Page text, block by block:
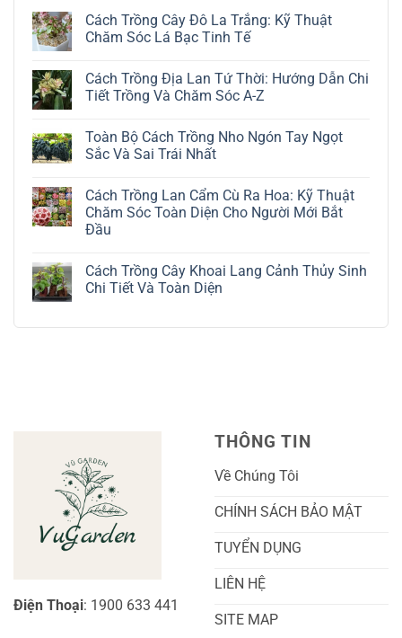
Cách Trồng Cây Đô La Trắng: Kỹ Thuật
Chăm Sóc Lá Bạc Tinh Tế
bình
luận
Cây
Đô
La
Thuật
Chăm
Sóc
Lá
Tế
Cách Trồng Địa Lan Tứ Thời: Hướng Dẫn Chi
Tiết Trồng Và Chăm Sóc A-Z
bình
luận
ở
Địa
Lan
Tứ
Thời:
Chi
Tiết
Trồng
Toàn Bộ Cách Trồng Nho Ngón Tay Ngọt
Sắc Và Sai Trái Nhất
bình
luận
ở
Toàn
Trồng
Nho
Ngón
Cách Trồng Lan Cẩm Cù Ra Hoa: Kỹ Thuật
Chăm Sóc Toàn Diện Cho Người Mới Bắt
Đầu
bình
luận
ở
Lan
Cho
Người
Mới
Bắt
Đầu
Cách Trồng Cây Khoai Lang Cảnh Thủy Sinh
Chi Tiết Và Toàn Diện
bình
Chi
Tiết
Và
Toàn
Diện
Điện Thoại: 1900 633 441
THÔNG TIN
Về Chúng Tôi
CHÍNH SÁCH BẢO MẬT
TUYỂN DỤNG
LIÊN HỆ
SITE MAP